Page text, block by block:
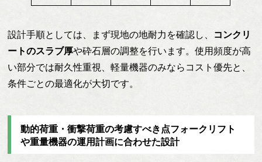
設計手順としては、まず現地の地耐力を確認し、 コンクリ
ートのスラブ厚や砕石層の調整を行います。使用頻度が高
い部分では耐久性重視、軽量機器のみならコスト優先と、
条件ごとの最適化が大切です。
動的荷重・衝撃荷重の考慮すべき点フォークリフト
や重量機器の運用計画に合わせた設計